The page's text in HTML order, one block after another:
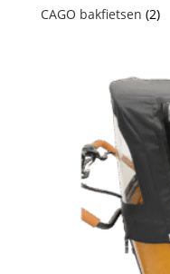
CAGO bakfietsen (2)